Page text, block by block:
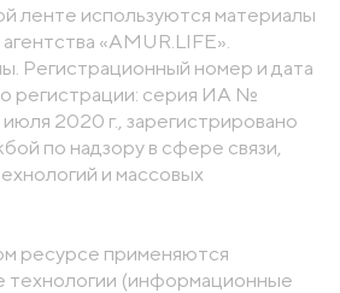
ленте используются материалы
«AMUR.LIFE».
Регистрационный номер и дата
регистрации: серия ИА №
2020 г., зарегистрировано
по надзору в сфере связи,
и массовых
ресурсе применяются
технологии (информационные